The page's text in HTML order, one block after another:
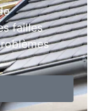
failles